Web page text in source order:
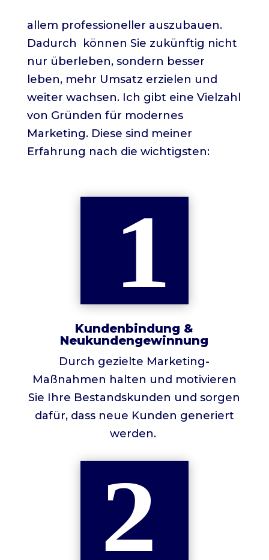
allem professioneller auszubauen.
Dadurch können Sie zukünftig nicht
nur überleben, sondern besser
leben, mehr Umsatz erzielen und
weiter wachsen. Ich gibt eine Vielzahl
von Gründen für modernes
Marketing. Diese sind meiner
Erfahrung nach die wichtigsten:
Kundenbindung &
Neukundengewinnung
Durch gezielte Marketing-
Maßnahmen halten und motivieren
Sie Ihre Bestandskunden und sorgen
dafür, dass neue Kunden generiert
werden.